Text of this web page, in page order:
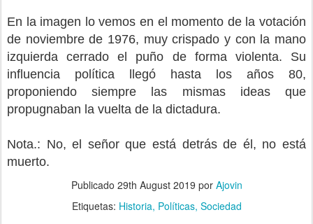
En la imagen lo vemos en el momento de la votación
de noviembre de 1976, muy crispado y con la mano
izquierda cerrado el puño de forma violenta. Su
influencia política llegó hasta los años 80,
proponiendo siempre las mismas ideas que
propugnaban la vuelta de la dictadura.
Nota.: No, el señor que está detrás de él, no está
muerto.
Publicado 29th August 2019 por Ajovin
Etiquetas: Historia Políticas Sociedad